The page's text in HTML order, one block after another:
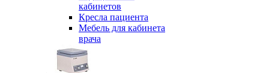
кабинетов
Кресла пациента
Мебель для кабинета
врача